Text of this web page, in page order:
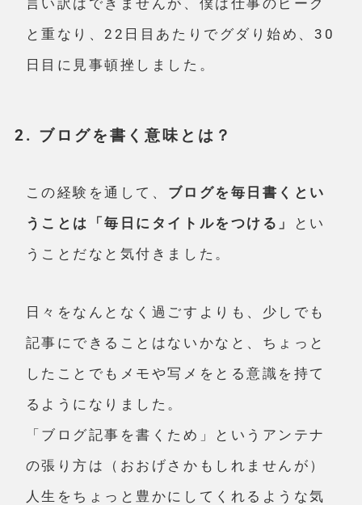
と重なり、22日目あたりでグダり始め、30
日目に見事頓挫しました。
2. ブログを書く意味とは？
この経験を通して、 ブログを毎日書くとい
うことは「毎日にタイトルをつける」
とい
うことだなと気付きました。
日々をなんとなく過ごすよりも、少しでも
記事にできることはないかなと、ちょっと
したことでもメモや写メをとる意識を持て
るようになりました。
「ブログ記事を書くため」というアンテナ
の張り方は（おおげさかもしれませんが）
人生をちょっと豊かにしてくれるような気